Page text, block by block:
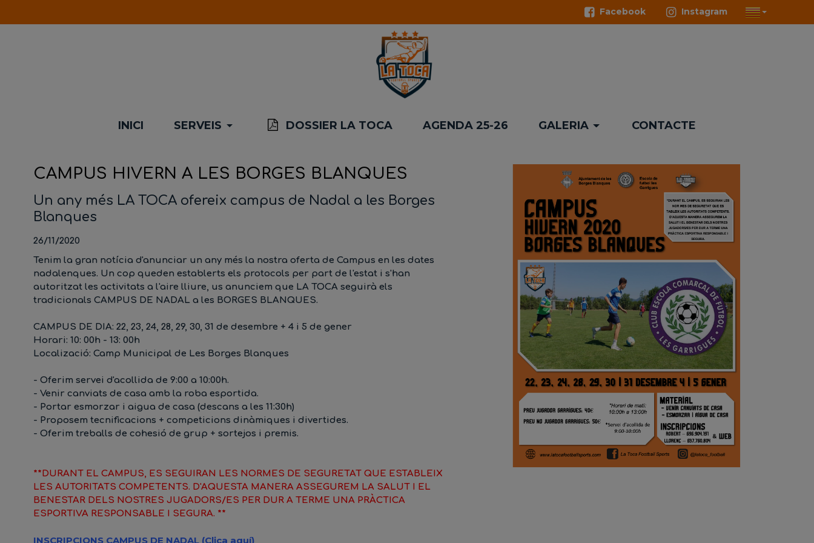
Facebook Instagram
INICI SERVEIS DOSSIER LA TOCA AGENDA 25-26 GALERIA CONTACTE
CAMPUS HIVERN A LES BORGES BLANQUES
Un any més LA TOCA ofereix campus de Nadal a les Borges
Blanques
26/11/2020
Tenim lagran notícia d'anunciar un any més la nostra oferta de Campus en les dates
nadalenques. Un cop queden establerts els protocols per part de l'estat is'han
autoritzat les activitats a l'aire lliure, us anunciem que LA TOCA seguirà els
tradicionalsCAMPUS DE NADAL a les BORGES BLANQUES.
CAMPUS DE DIA: 22, 23, 24, 28, 29, 30, 31 de desembre + 4 i 5 de gener
Horari: 10: 00h - 13: 00h
Localizació: Camp Municipal de Les Borges Blanques
- Oferimservei d'acollida de 9:00 a 10:00h.
- Venircanviats de casa amb la roba esportida.
- Portaresmorzar i aigua de casa (descans a les 11:30h)
- Proposemtecnificacions + competicions dinàmiques idivertides.
- Oferim treballs decohesió de grup + sortejos i premis.
**DURANT EL CAMPUS, ES SEGUIRAN LES NORMES DE SEGURETAT QUE ESTABLEIX
LES AUTORITATS COMPETENTS. D'AQUESTA MANERA ASSEGUREM LA SALUT I EL
BENESTAR DELS NOSTRES JUGADORS/ES PER DUR A TERME UNA PRÀCTICA
ESPORTIVA RESPONSABLE I SEGURA. **
INSCRIPCIONS CAMPUS DE NADAL (Clica aquí)